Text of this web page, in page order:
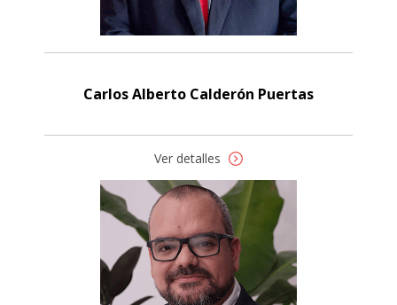
Carlos Alberto Calderón Puertas
Ver detalles